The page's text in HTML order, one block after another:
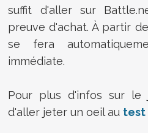
suffit d'aller sur
preuve d'achat. À partir
se fera
immédiate.
Pour plus d'infos sur le
d'aller jeter un oeil au test